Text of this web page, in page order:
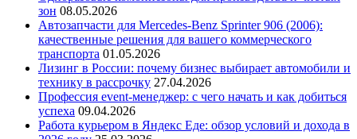
зон 08.05.2026
Автозапчасти для Mercedes-Benz Sprinter 906 (2006):
качественные решения для вашего коммерческого
транспорта 01.05.2026
Лизинг в России: почему бизнес выбирает автомобили и
технику в рассрочку 27.04.2026
Профессия event-менеджер: с чего начать и как добиться
успеха 09.04.2026
Работа курьером в Яндекс Еде: обзор условий и дохода в